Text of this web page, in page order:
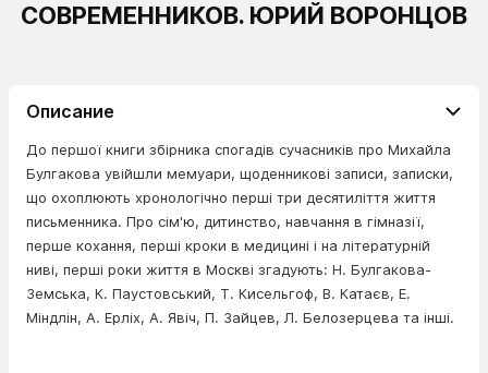
СОВРЕМЕННИКОВ. ЮРИЙ ВОРОНЦОВ
Описание
До першої книги збірника спогадів сучасників про Михайла
Булгакова увійшли мемуари, щоденникові записи, записки,
що охоплюють хронологічно перші три десятиліття життя
письменника. Про сім'ю, дитинство, навчання в гімназії,
перше кохання, перші кроки в медицині і на літературній
ниві, перші роки життя в Москві згадують: Н. Булгакова-
Земська, К. Паустовський, Т. Кисельгоф, В. Катаєв, Е.
Міндлін, А. Ерліх, А. Явіч, П. Зайцев, Л. Белозерцева та інші.